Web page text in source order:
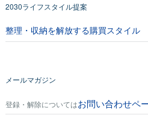
2030ライフスタイル提案
整理・収納を解放する購買スタイル
メールマガジン
登録・解除についてはお問い合わせペ